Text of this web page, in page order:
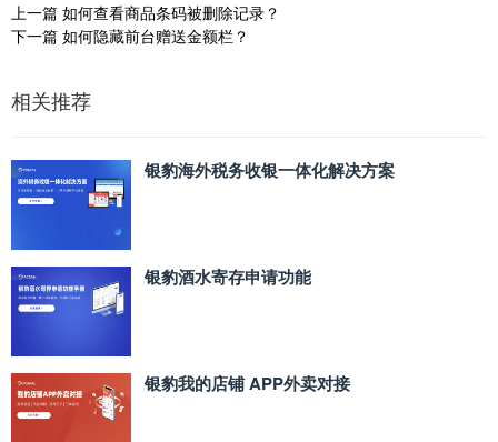
上一篇 如何查看商品条码被删除记录？
下一篇 如何隐藏前台赠送金额栏？
相关推荐
银豹海外税务收银一体化解决方案
银豹酒水寄存申请功能
银豹我的店铺 APP外卖对接